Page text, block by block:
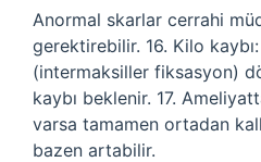
Anormal skarlar cerrahi
gerektirebilir. 16. Kilo
(intermaksiller fiksasyon)
kaybı beklenir. 17.
varsa tamamen ortadan
bazen artabilir.